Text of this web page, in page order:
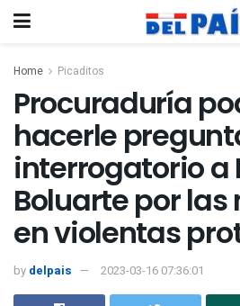
Home Picaditos
Procuraduría
hacerle
interrogatorio a
Boluarte por
en violentas
by delpais 2023-03-16 07:36:01